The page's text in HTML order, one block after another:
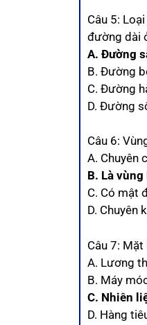
Câu 5:
đường dài
A. Đường
B. Đường
C. Đường
D. Đường
Câu 6:
A. Chuyên
B. Là
C. Có mật
D. Chuyên
Câu 7:
A. Lương
B. Máy
C. Nhiên
D. Hàng